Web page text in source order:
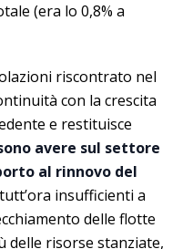
(era lo 0,8% a
riscontrato nel
con la crescita
e restituisce
avere sul settore
al rinnovo del
insufficienti a
delle flotte
delle risorse stanziate,